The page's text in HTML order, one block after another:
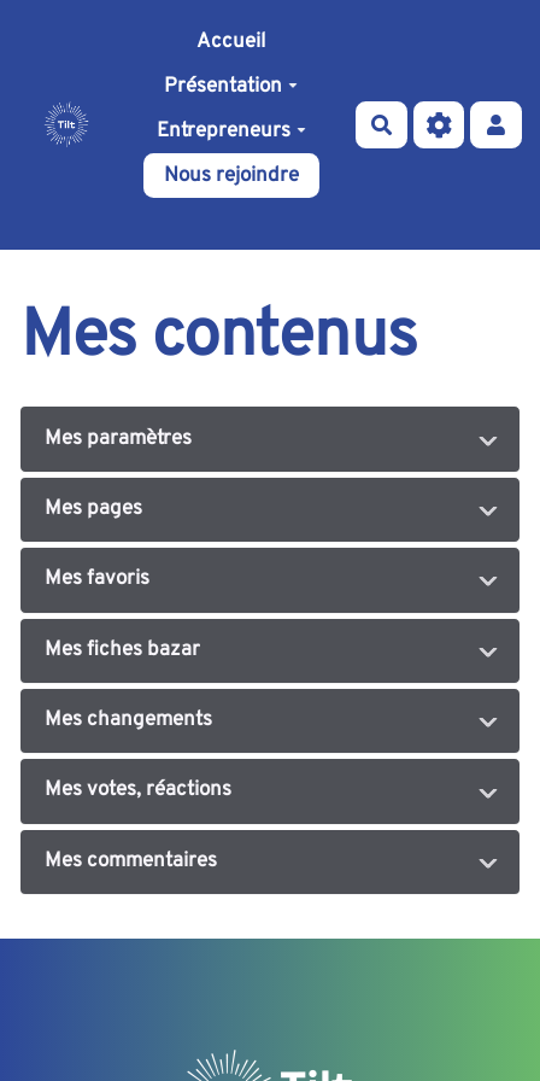
Aller au contenu principal
Accueil
Présentation
Entrepreneurs
Nous rejoindre
Rechercher
Mes contenus
Mes paramètres
Mes pages
Mes favoris
Mes fiches bazar
Mes changements
Mes votes, réactions
Mes commentaires